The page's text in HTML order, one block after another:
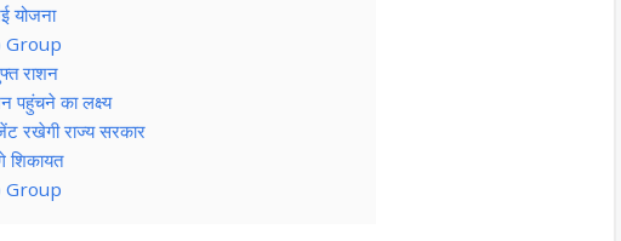
योजना
Group
राशन
पहुंचने का लक्ष्य
रखेगी राज्य सरकार
Group